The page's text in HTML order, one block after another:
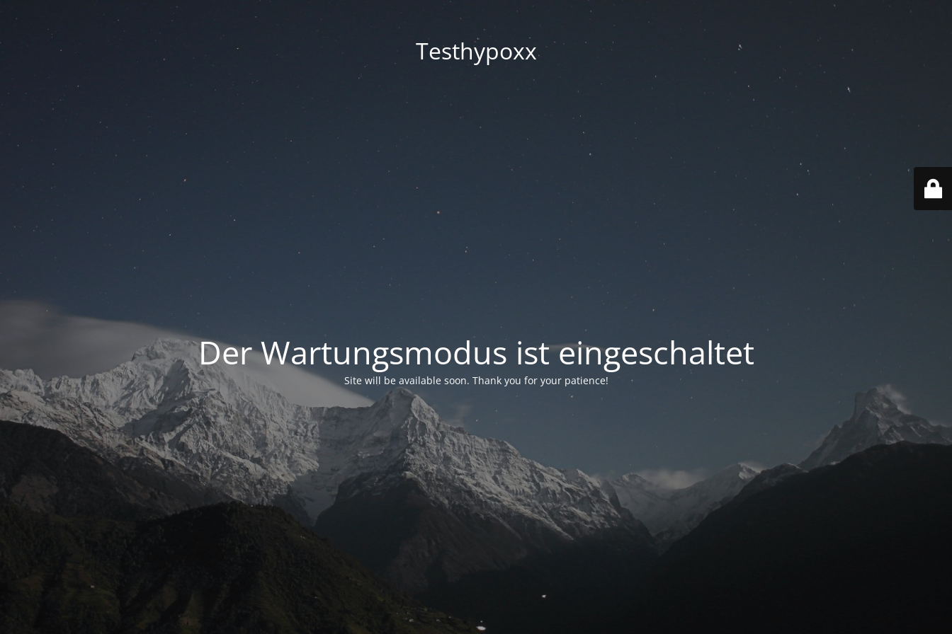
Testhypoxx
Der Wartungsmodus ist eingeschaltet
Site will be available soon. Thank you for your patience!